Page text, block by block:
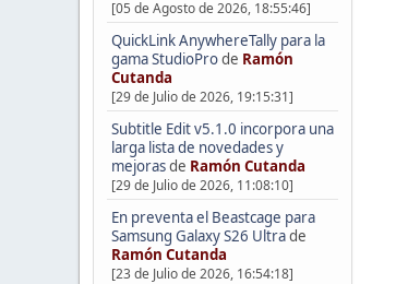
[05 de Agosto de 2026, 18:55:46]
QuickLink AnywhereTally para la
gama StudioProde Ramón
Cutanda
[29 de Julio de 2026, 19:15:31]
Subtitle Edit v5.1.0 incorpora una
larga lista de novedades y
mejorasde Ramón Cutanda
[29 de Julio de 2026, 11:08:10]
En preventa el Beastcage para
Samsung Galaxy S26 Ultrade
Ramón Cutanda
[23 de Julio de 2026, 16:54:18]